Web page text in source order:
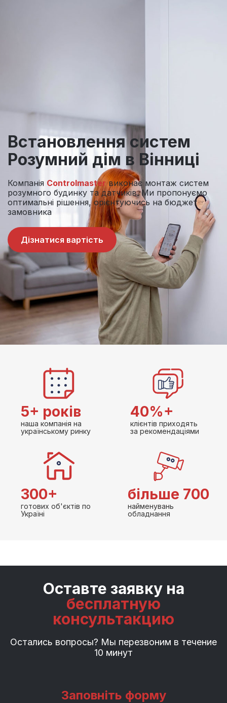
Встановлення систем
Розумний дім в Вінниці
Компанія Controlmasterвиконає монтаж систем
розумного будинку та датчиків. Ми пропонуємо
оптимальні рішення, орієнтуючись на бюджет
замовника
Дізнатися вартість
5+ років
наша компанія на
українському ринку
40%+
клієнтів приходять
за рекомендаціями
300+
готових об'єктів по
Україні
більше 700
найменувань
обладнання
Оставте заявку на
бесплатную
консультакцию
Остались вопросы? Мы перезвоним в течение
10 минут
Заповніть форму